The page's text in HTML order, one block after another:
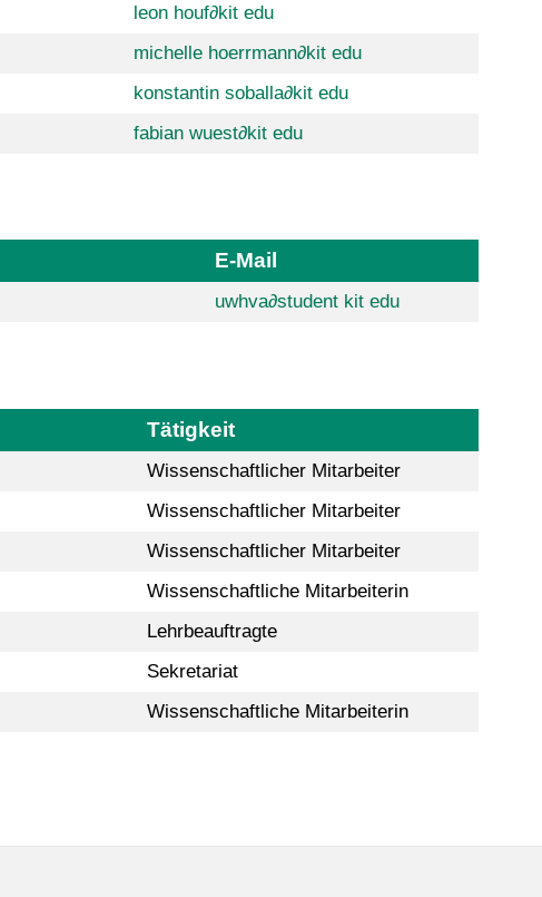
leon houf∂kit edu
michelle hoerrmann∂kit edu
konstantin soballa∂kit edu
fabian wuest∂kit edu
E-Mail
uwhva∂student kit edu
Tätigkeit
Wissenschaftlicher Mitarbeiter
Wissenschaftlicher Mitarbeiter
Wissenschaftlicher Mitarbeiter
Wissenschaftliche Mitarbeiterin
Lehrbeauftragte
Sekretariat
Wissenschaftliche Mitarbeiterin